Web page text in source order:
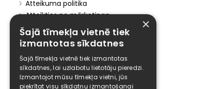
Atteikuma politika
Atteikties no mārketinga
Elīzings
Karjera
Kontakti
×
Šajā tīmekļa vietnē tiek
izmantotas sīkdatnes
Šajā tīmekļa vietnē tiek izmantotas
sīkdatnes, lai uzlabotu lietotāju pieredzi.
Izmantojot mūsu tīmekļa vietni, jūs
piekrītat visu sīkdatņu izmantošanai